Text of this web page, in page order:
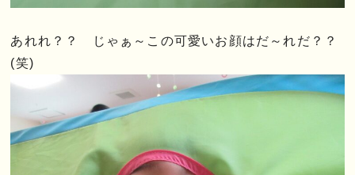
あれれ？？ じゃぁ～この可愛いお顔はだ～れだ？？
(笑)